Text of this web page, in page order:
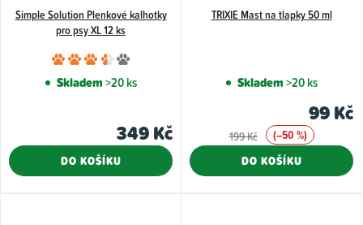
Simple Solution Plenkové kalhotky
pro psy XL 12 ks
Průměrné
hodnocení
3,7
5
Skladem>20 ks
349 Kč
DO KOŠÍKU
TRIXIE Mast na tlapky 50 ml
Skladem>20 ks
99 Kč
199 Kč
(–50 %)
DO KOŠÍKU